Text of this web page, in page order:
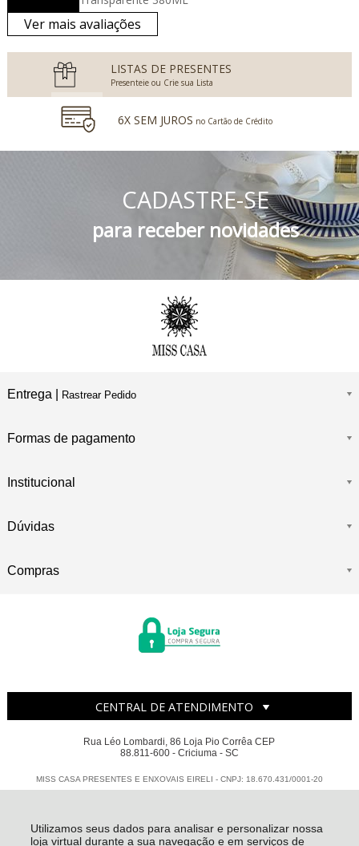
Utilizamos seus dados para analisar e personalizar nossa
loja virtual durante a sua navegação e em serviços de
Ver mais avaliações
LISTAS DE PRESENTES
Presenteie ou Crie sua Lista
6X SEM JUROS no Cartão de Crédito
no Boleto Bancário e PIX
FRETE GRÁTIS Consulte o Regulamento
CADASTRE-SE
para receber novidades
Entrega | Rastrear Pedido
Formas de pagamento
Institucional
Dúvidas
Compras
CENTRAL DE ATENDIMENTO
Rua Léo Lombardi, 86 Loja Pio Corrêa CEP
88.811-600 - Criciuma - SC
MISS CASA PRESENTES E ENXOVAIS EIRELI - CNPJ: 18.670.431/0001-20